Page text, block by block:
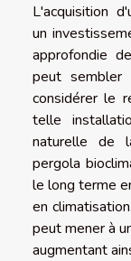
L'acquisition
un
approfondie
peut sembler
considérer le
telle
naturelle de
pergola
le long terme
en
peut mener à
augmentant